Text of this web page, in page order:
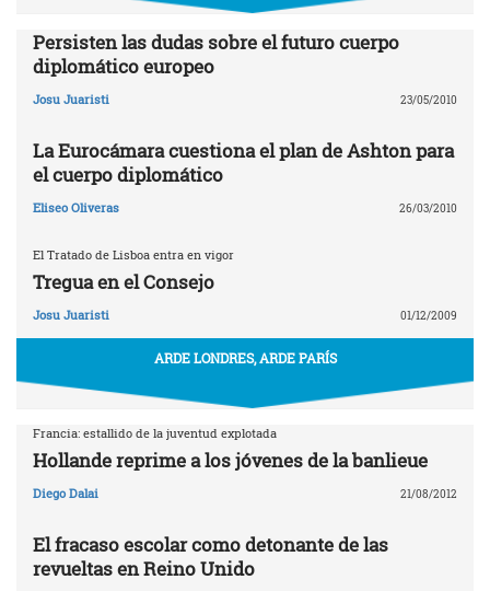
Persisten las dudas sobre el futuro cuerpo
diplomático europeo
Josu Juaristi 23/05/2010
La Eurocámara cuestiona el plan de Ashton para
el cuerpo diplomático
Eliseo Oliveras 26/03/2010
El Tratado de Lisboa entra en vigor
Tregua en el Consejo
Josu Juaristi 01/12/2009
ARDE LONDRES, ARDE PARÍS
Francia: estallido de la juventud explotada
Hollande reprime a los jóvenes de la banlieue
Diego Dalai 21/08/2012
El fracaso escolar como detonante de las
revueltas en Reino Unido